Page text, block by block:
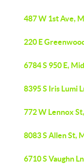
487 W 1st Ave,
220 E
6784 S 950 E,
8395 S Iris Lumi
772 W Lennox
8083 S Allen St,
6710 S Vaughn